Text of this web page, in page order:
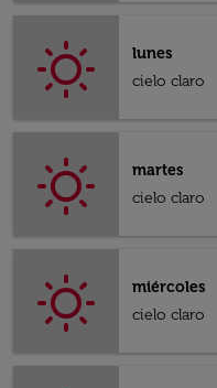
lunes
cielo claro
martes
cielo claro
miércoles
cielo claro